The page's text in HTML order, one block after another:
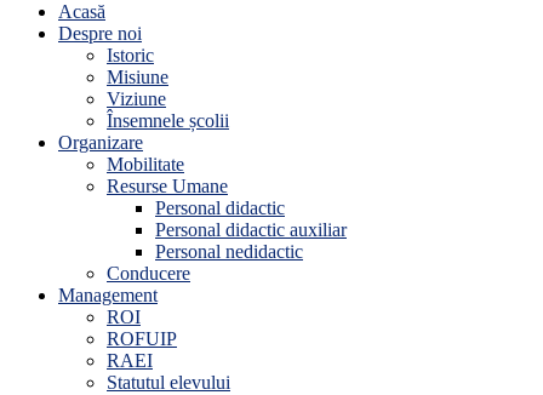
Acasă
Despre noi
Istoric
Misiune
Viziune
Însemnele școlii
Organizare
Mobilitate
Resurse Umane
Personal didactic
Personal didactic auxiliar
Personal nedidactic
Conducere
Management
ROI
ROFUIP
RAEI
Statutul elevului